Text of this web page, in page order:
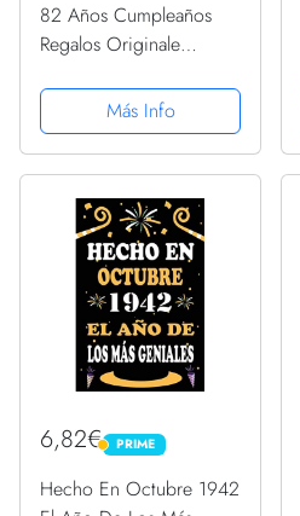
82 Años Cumpleaños
Regalos Originale
CamisetaMás Info
6,82€ PRIME
PRIME
Hecho En Octubre 1942